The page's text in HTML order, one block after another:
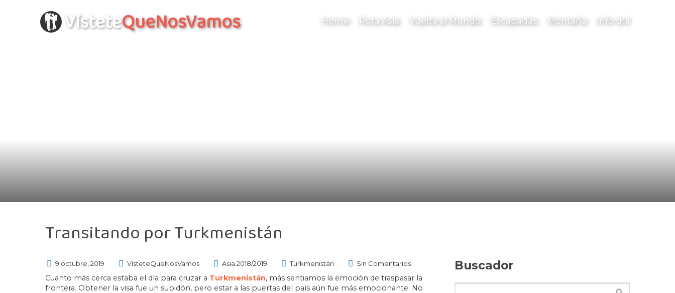
VísteteQueNosVamos Home Ruta Asia Vuelta al Mundo Escapadas Montaña Info útil
Transitando por Turkmenistán
9 octubre, 2019 VísteteQueNosVamos Asia 2018/2019 Turkmenistán Sin Comentarios
Cuanto más cerca estaba el día para cruzar a Turkmenistán, más sentiamos la emoción de traspasar la
frontera. Obtener la visa fue un subidón, pero estar a las puertas del país aún fue más emocionante. No
Buscador